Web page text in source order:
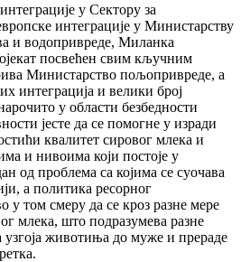
у Сектору за
интеграције у Министарству
и водопривреде, Миланка
посвећен свим кључним
Министарство пољопривреде, а
интеграција и велики број
у области безбедности
јесте да се помогне у изради
квалитет сировог млека и
и нивоима који постоје у
од проблема са којима се суочава
а политика ресорног
у том смеру да се кроз разне мере
млека, што подразумева разне
узгоја животиња до муже и прераде